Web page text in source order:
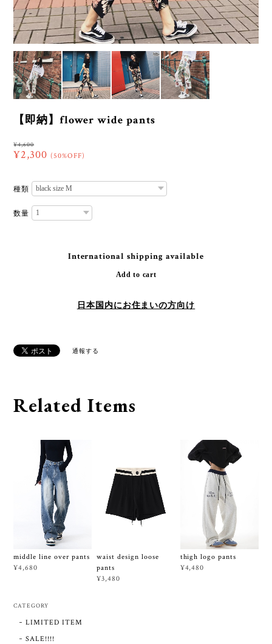
【即納】flower wide pants
¥4,600
¥2,300 (50%OFF)
種類
数量
International shipping available
Add to cart
日本国内にお住まいの方向け
通報する
Related Items
middle line over pants
¥4,680
waist design loose
pants
¥3,480
thigh logo pants
¥4,480
CATEGORY
LIMITED ITEM
SALE!!!!